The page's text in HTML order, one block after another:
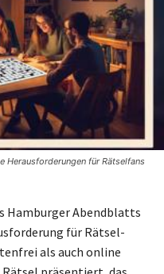
Herausforderungen für Rätselfans
Hamburger Abendblatts
für Rätsel-
als auch online